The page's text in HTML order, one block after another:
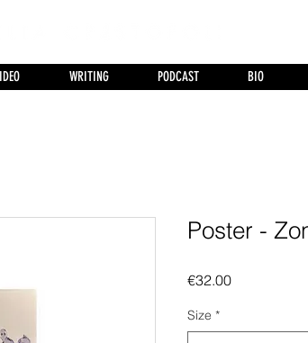
WRITING PODCAST BIO
Poster -
€32.00Price
Size *